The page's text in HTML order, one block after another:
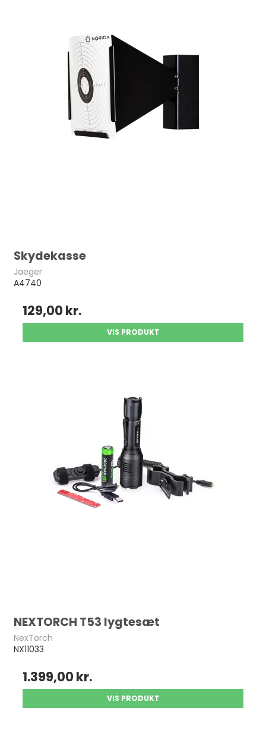
Skydekasse
Jaeger
A4740
129,00 kr.
VIS PRODUKT
NEXTORCH T53 lygtesæt
NexTorch
NX11033
1.399,00 kr.
VIS PRODUKT